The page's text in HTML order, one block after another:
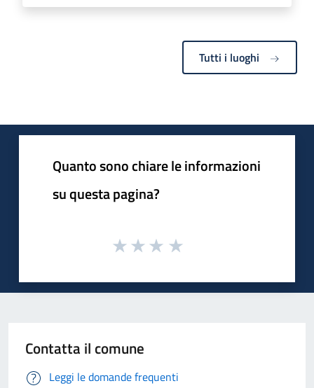
Tutti i luoghi
Quanto sono chiare le informazioni
su questa pagina?
Contatta il comune
Leggi le domande frequenti